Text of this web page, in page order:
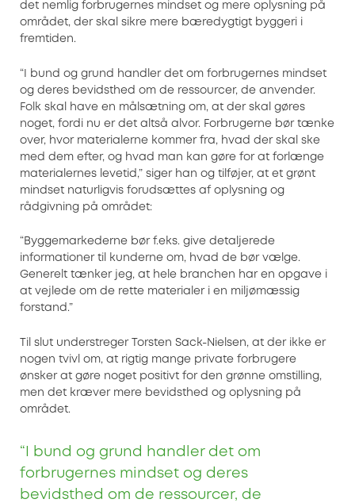
det nemlig forbrugernes mindset og mere oplysning på
området, der skal sikre mere bæredygtigt byggeri i
fremtiden.
“I bund og grund handler det om forbrugernes mindset
og deres bevidsthed om de ressourcer, de anvender.
Folk skal have en målsætning om, at der skal gøres
noget, fordi nu er det altså alvor. Forbrugerne bør tænke
over, hvor materialerne kommer fra, hvad der skal ske
med dem efter, og hvad man kan gøre for at forlænge
materialernes levetid,” siger han og tilføjer, at et grønt
mindset naturligvis forudsættes af oplysning og
rådgivning på området:
“Byggemarkederne bør f.eks. give detaljerede
informationer til kunderne om, hvad de bør vælge.
Generelt tænker jeg, at hele branchen har en opgave i
at vejlede om de rette materialer i en miljømæssig
forstand.”
Til slut understreger Torsten Sack-Nielsen, at der ikke er
nogen tvivl om, at rigtig mange private forbrugere
ønsker at gøre noget positivt for den grønne omstilling,
men det kræver mere bevidsthed og oplysning på
området.
“I bund og grund handler det om
forbrugernes mindset og deres
bevidsthed om de ressourcer, de